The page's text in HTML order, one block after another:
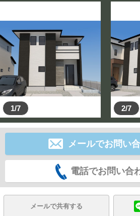
1/7 2/7
メールでお問い
電話でお問い合
メールで共有する